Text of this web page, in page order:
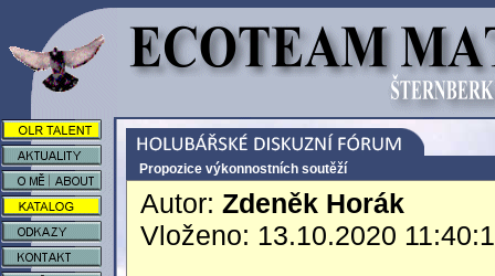
Propozice výkonnostních soutěží
Autor: Zdeněk Horák
Vloženo: 13.10.2020